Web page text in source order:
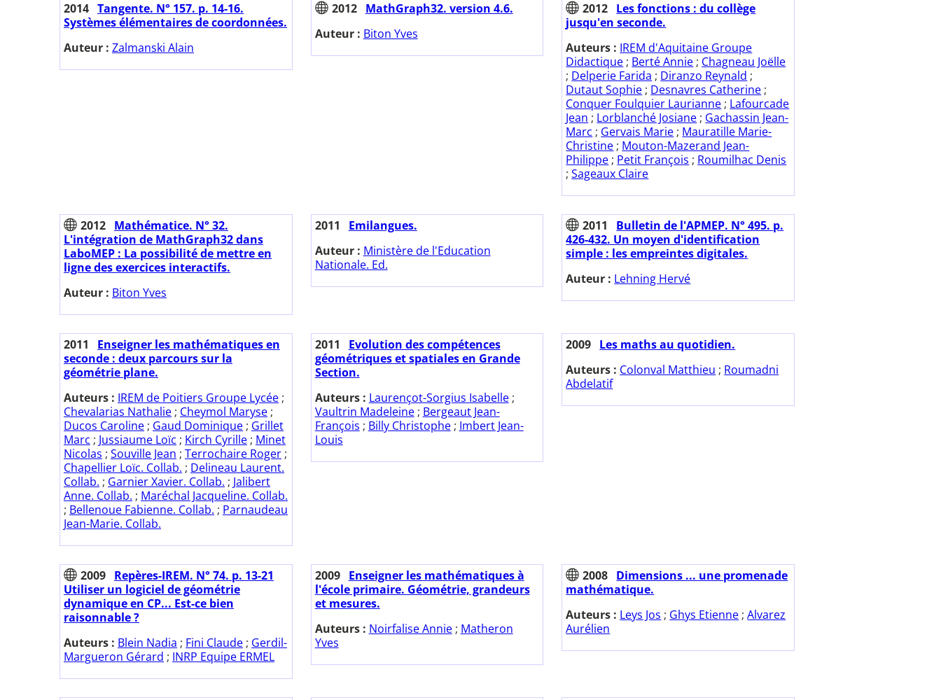
2014 Tangente. N° 157. p. 14-16.
Systèmes élémentaires de coordonnées.
Auteur : Zalmanski Alain
2012
MathGraph32. version 4.6.
Auteur : Biton Yves
2012 Les fonctions : du collège
jusqu'en seconde.
Auteurs : IREM d'Aquitaine Groupe
Didactique ; Berté Annie ; Chagneau Joëlle
; Delperie Farida ; Diranzo Reynald ;
Dutaut Sophie ; Desnavres Catherine ;
Conquer Foulquier Laurianne ; Lafourcade
Jean ; Lorblanché Josiane ; Gachassin Jean-
Marc ; Gervais Marie ; Mauratille Marie-
Christine ; Mouton-Mazerand Jean-
Philippe ; Petit François ; Roumilhac Denis
;Sageaux Claire
2012 Mathématice. N° 32.
L'intégration de MathGraph32 dans
LaboMEP : La possibilité de mettre en
ligne des exercices interactifs.
Auteur : Biton Yves
2011
Emilangues.
Auteur : Ministère de l'Education
Nationale. Ed.
2011
Bulletin de l'APMEP. N° 495. p.
426-432. Un moyen d'identification
simple : les empreintes digitales.
Auteur : Lehning Hervé
2011
Enseigner les mathématiques en
seconde : deux parcours sur la
géométrie plane.
Auteurs : IREM de Poitiers Groupe Lycée ;
Chevalarias Nathalie ; Cheymol Maryse ;
Ducos Caroline ; Gaud Dominique ; Grillet
Marc ; Jussiaume Loïc ; Kirch Cyrille ; Minet
Nicolas ; Souville Jean ; Terrochaire Roger ;
Chapellier Loïc. Collab. ; Delineau Laurent.
Collab. ; Garnier Xavier. Collab. ; Jalibert
Anne. Collab. ; Maréchal Jacqueline. Collab.
; Bellenoue Fabienne. Collab. ; Parnaudeau
Jean-Marie. Collab.
2011
Evolution des compétences
géométriques et spatiales en Grande
Section.
Auteurs : Laurençot-Sorgius Isabelle;
Vaultrin Madeleine; Bergeaut Jean-
François ; Billy Christophe; Imbert Jean-
Louis
2009 Les maths au quotidien.
Auteurs : Colonval Matthieu ; Roumadni
Abdelatif
2009 Repères-IREM. N° 74. p. 13-21
Utiliser un logiciel de géométrie
dynamique en CP... Est-ce bien
raisonnable ?
Auteurs : Blein Nadia ; Fini Claude ; Gerdil-
Margueron Gérard ; INRP Equipe ERMEL
2009
Enseigner les mathématiques à
l'école primaire. Géométrie, grandeurs
et mesures.
Auteurs : Noirfalise Annie; Matheron
Yves
2008 Dimensions ... une promenade
mathématique.
Auteurs : Leys Jos ; Ghys Etienne ;Alvarez
Aurélien